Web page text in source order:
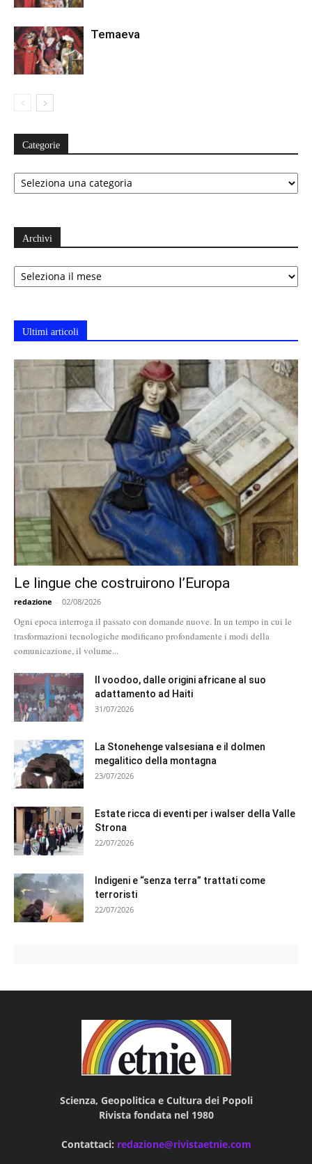
Temaeva
Categorie
Categorie
Archivi
Archivi
Ultimi articoli
Le lingue che costruirono l’Europa
redazione - 02/08/2026
Ogni epoca interroga il passato con domande nuove. In un tempo in cui le
trasformazioni tecnologiche modificano profondamente i modi della
comunicazione, il volume...
Il voodoo, dalle origini africane al suo
adattamento ad Haiti
31/07/2026
La Stonehenge valsesiana e il dolmen
megalitico della montagna
23/07/2026
Estate ricca di eventi per i walser della Valle
Strona
22/07/2026
Indigeni e “senza terra” trattati come
terroristi
22/07/2026
Scienza, Geopolitica e Cultura dei Popoli
Rivista fondata nel 1980
Contattaci: redazione@rivistaetnie.com